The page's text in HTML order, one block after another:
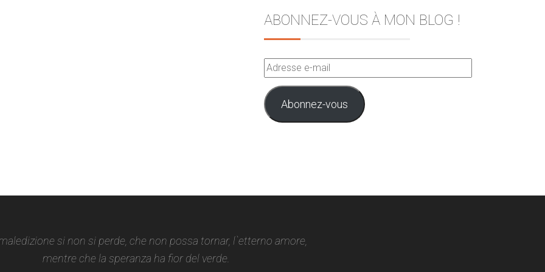
ABONNEZ-VOUS À MON BLOG !
Adresse
e-
mail
Abonnez-vous
si non si perde, che non possa tornar, l`etterno amore,
mentre che la speranza ha fior del verde.